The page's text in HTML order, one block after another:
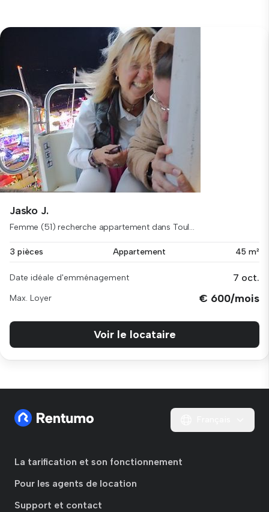
Jasko J.
Femme (51) recherche appartement dans Toul...
3 pièces Appartement 45 m²
Date idéale d'emménagement 7 oct.
Max. Loyer € 600/mois
Voir le locataire
La tarification et son fonctionnement
Pour les agents de location
Support et contact